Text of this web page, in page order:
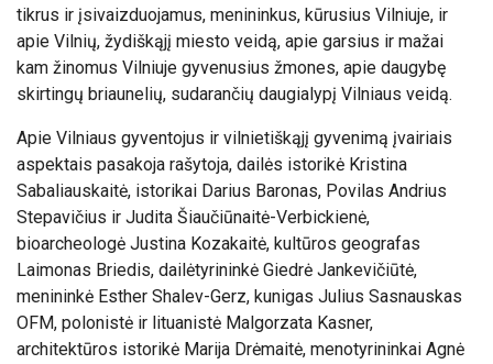
tikrus ir įsivaizduojamus, menininkus, kūrusius Vilniuje, ir
apie Vilnių, žydiškąjį miesto veidą, apie garsius ir mažai
kam žinomus Vilniuje gyvenusius žmones, apie daugybę
skirtingų briaunelių, sudarančių daugialypį Vilniaus veidą.
Apie Vilniaus gyventojus ir vilnietiškąjį gyvenimą įvairiais
aspektais pasakoja rašytoja, dailės istorikė Kristina
Sabaliauskaitė, istorikai Darius Baronas, Povilas Andrius
Stepavičius ir Judita Šiaučiūnaitė-Verbickienė,
bioarcheologė Justina Kozakaitė, kultūros geografas
Laimonas Briedis, dailėtyrininkė Giedrė Jankevičiūtė,
menininkė Esther Shalev-Gerz, kunigas Julius Sasnauskas
OFM, polonistė ir lituanistė Malgorzata Kasner,
architektūros istorikė Marija Drėmaitė, menotyrininkai Agnė